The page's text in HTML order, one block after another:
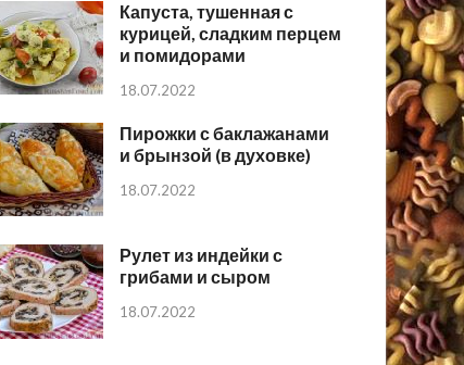
Капуста, тушенная с
курицей, сладким перцем
и помидорами
18.07.2022
Пирожки с баклажанами
и брынзой (в духовке)
18.07.2022
Рулет из индейки с
грибами и сыром
18.07.2022